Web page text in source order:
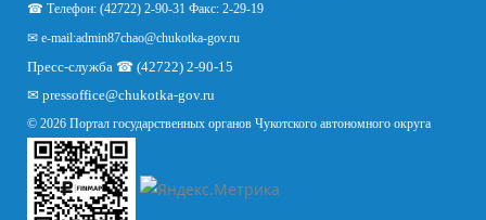
☎ Телефон: (42722) 2-90-31 Факс: 2-29-19
✉ e-mail:admin87chao@chukotka-gov.ru
Пресс-служба ☎ (42722) 2-90-15
✉ pressoffice@chukotka-gov.ru
© 2026 Портал государственных органов Чукотского автономного округа